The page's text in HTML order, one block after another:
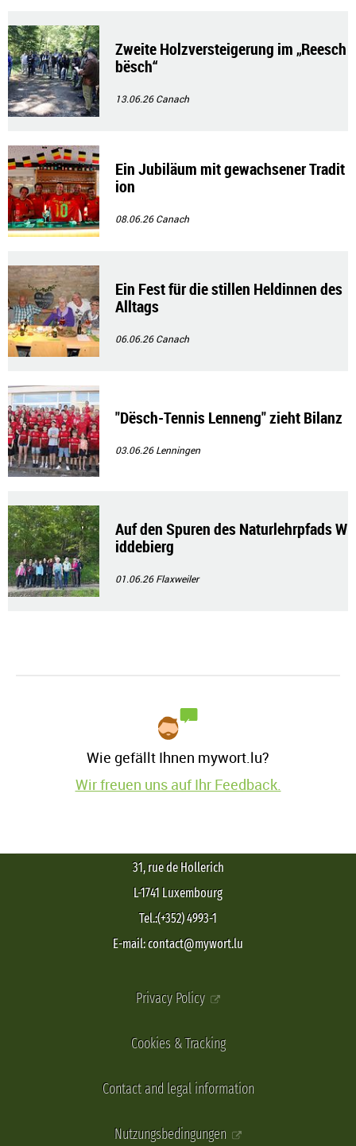
Zweite Holzversteigerung im „Reesch
bësch“
13.06.26Canach
Ein Jubiläum mit gewachsener Tradit
ion
08.06.26Canach
Ein Fest für die stillen Heldinnen des
Alltags
06.06.26Canach
"Dësch-Tennis Lenneng" zieht Bilanz
03.06.26Lenningen
Auf den Spuren des Naturlehrpfads W
iddebierg
01.06.26Flaxweiler
Wie gefällt Ihnen mywort.lu?
Wir freuen uns auf Ihr Feedback.
31, rue de Hollerich
L-1741 Luxembourg
Tel.:(+352) 4993-1
E-mail: contact@mywort.lu
Privacy Policy
Cookies & Tracking
Contact and legal information
Nutzungsbedingungen